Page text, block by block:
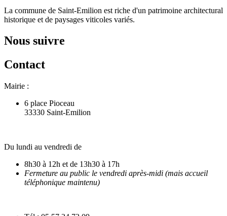
La commune de Saint-Emilion est riche d'un patrimoine architectural
historique et de paysages viticoles variés.
Nous suivre
Contact
Mairie :
6 place Pioceau
33330 Saint-Emilion
Du lundi au vendredi de
8h30 à 12h et de 13h30 à 17h
Fermeture au public le vendredi après-midi (mais accueil
téléphonique maintenu)